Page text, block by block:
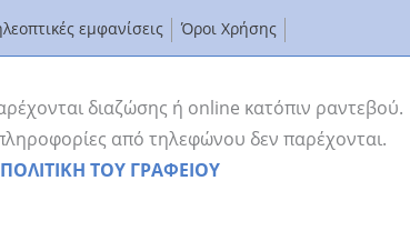
εμφανίσεις Όροι Χρήσης
διαζώσης ή online κατόπιν ραντεβού.
από τηλεφώνου δεν παρέχονται.
ΤΟΥ ΓΡΑΦΕΙΟΥ